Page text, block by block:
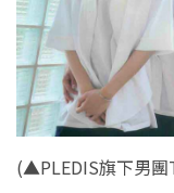
(▲PLEDIS旗下男團